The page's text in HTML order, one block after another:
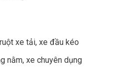
xe tải, xe đầu kéo
nằm, xe chuyên dụng